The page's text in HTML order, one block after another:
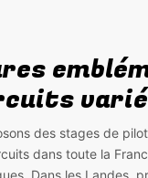
des stages de
dans toute la
Dans les Landes,